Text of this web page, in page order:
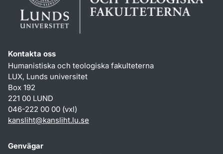
Kontakta oss
Humanistiska och teologiska fakulteterna
LUX, Lunds universitet
Box 192
221 00 LUND
046-222 00 00 (vxl)
kansliht@kansliht.lu.se
Genvägar